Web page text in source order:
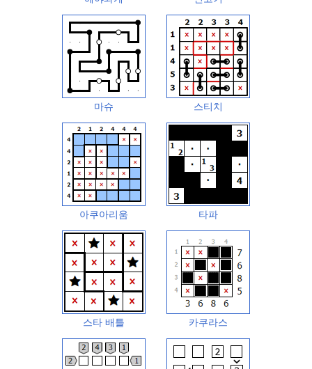
마슈 스티치
아쿠아리움 타파
스타 배틀 카쿠라스